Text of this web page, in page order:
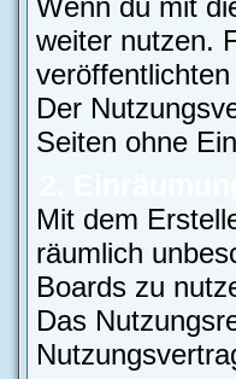
Wenn du mit
weiter nutzen.
Der
Seiten ohne
Mit dem
räumlich
Boards zu
Das